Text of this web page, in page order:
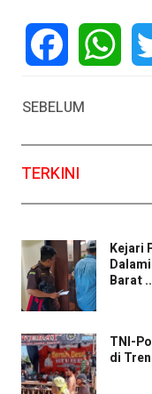
SEBELUM
TERKINI
Kejari
Barat
TNI-
di